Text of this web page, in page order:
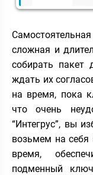
сложная и
собирать пакет
ждать их
на время, пока
что очень
“Интегрус”, вы
возьмем на
время,
подменный